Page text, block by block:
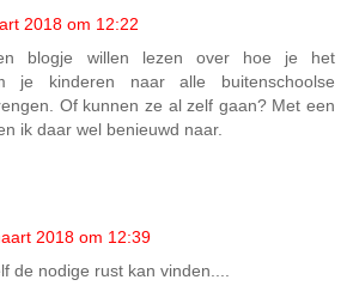
2018 om 12:22
blogje willen lezen over hoe je het
je kinderen naar alle buitenschoolse
Of kunnen ze al zelf gaan? Met een
ik daar wel benieuwd naar.
2018 om 12:39
de nodige rust kan vinden....